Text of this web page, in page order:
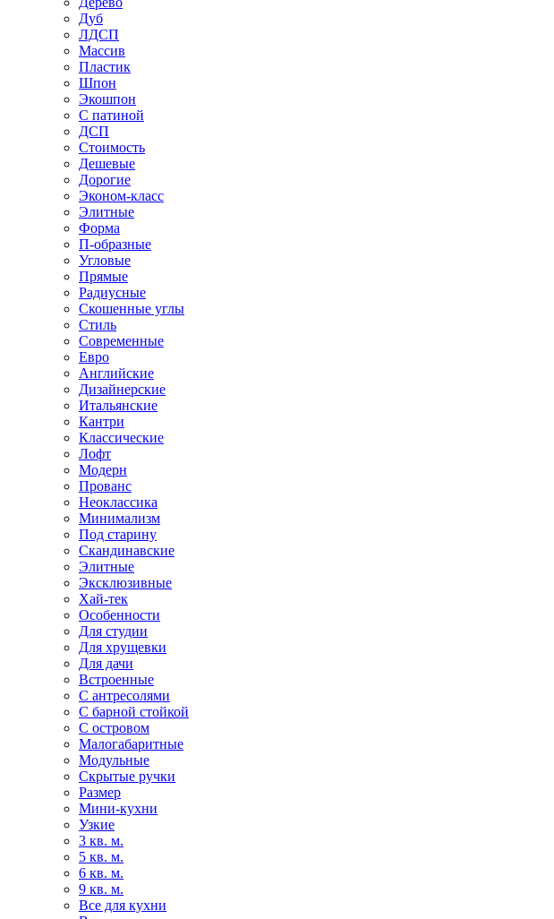
Дуб
ЛДСП
Массив
Пластик
Шпон
Экошпон
С патиной
ДСП
Стоимость
Дешевые
Дорогие
Эконом-класс
Элитные
Форма
П-образные
Угловые
Прямые
Радиусные
Скошенные углы
Стиль
Современные
Евро
Английские
Дизайнерские
Итальянские
Кантри
Классические
Лофт
Модерн
Прованс
Неоклассика
Минимализм
Под старину
Скандинавские
Элитные
Эксклюзивные
Хай-тек
Особенности
Для студии
Для хрущевки
Для дачи
Встроенные
С антресолями
С барной стойкой
С островом
Малогабаритные
Модульные
Скрытые ручки
Размер
Мини-кухни
Узкие
3 кв. м.
5 кв. м.
6 кв. м.
9 кв. м.
Все для кухни